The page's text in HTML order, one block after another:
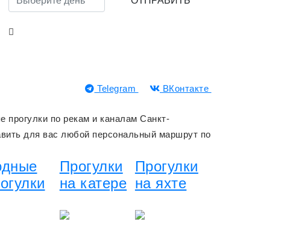
Telegram ВКонтакте
по рекам и каналам Санкт-
для вас любой персональный маршрут по
Прогулки
на катере
Прогулки
на яхте